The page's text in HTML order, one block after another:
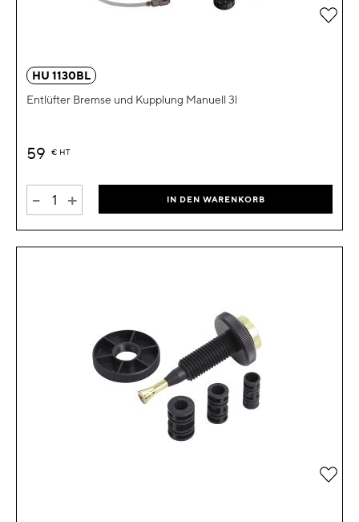
HU 1130BL
Entlüfter Bremse und Kupplung Manuell 3l
59 € HT
- + IN DEN WARENKORB
Zur
Zur